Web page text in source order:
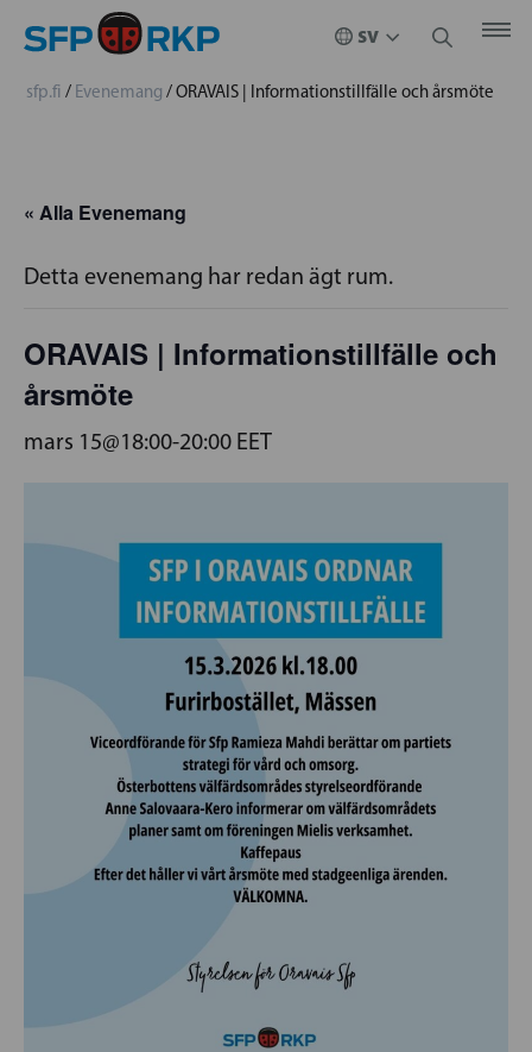
sfp.fi / Evenemang /ORAVAIS | Informationstillfälle och årsmöte
« Alla Evenemang
Detta evenemang har redan ägt rum.
ORAVAIS | Informationstillfälle och
årsmöte
mars 15@18:00-20:00 EET